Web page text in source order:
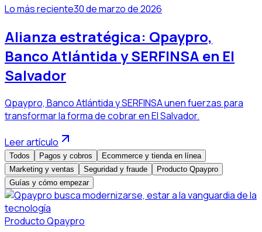
Lo más reciente30 de marzo de 2026
Alianza estratégica: Qpaypro,
Banco Atlántida y SERFINSA en El
Salvador
Qpaypro, Banco Atlántida y SERFINSA unen fuerzas para
transformar la forma de cobrar en El Salvador.
Leer artículo
Todos Pagos y cobros
Ecommerce y tienda en línea
Marketing y ventas
Seguridad y fraude
Producto Qpaypro
Guías y cómo empezar
Producto Qpaypro